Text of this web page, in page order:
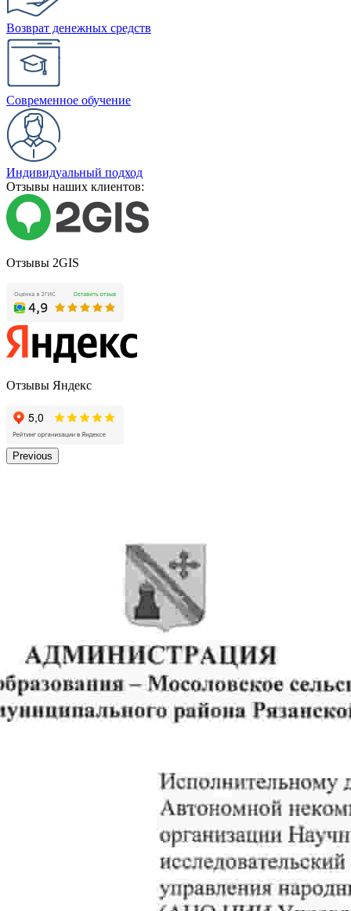
Возврат денежных средств
Современное обучение
Индивидуальный подход
Отзывы наших клиентов:
Отзывы 2GIS
Отзывы Яндекс
Previous